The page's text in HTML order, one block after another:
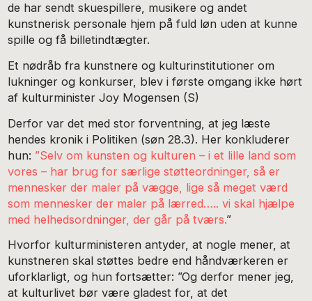
de har sendt skuespillere, musikere og andet
kunstnerisk personale hjem på fuld løn uden at kunne
spille og få billetindtægter.
Et nødråb fra kunstnere og kulturinstitutioner om
lukninger og konkurser, blev i første omgang ikke hørt
af kulturminister Joy Mogensen (S)
Derfor var det med stor forventning, at jeg læste
hendes kronik i Politiken (søn 28.3). Her konkluderer
hun: ”Selv om kunsten og kulturen – i et lille land som
vores – har brug for særlige støtteordninger, så er
mennesker der maler på vægge, lige så meget værd
som mennesker der maler på lærred….. vi skal hjælpe
med helhedsordninger, der går på tværs.”
Hvorfor kulturministeren antyder, at nogle mener, at
kunstneren skal støttes bedre end håndværkeren er
uforklarligt, og hun fortsætter: ”Og derfor mener jeg,
at kulturlivet bør være gladest for, at det